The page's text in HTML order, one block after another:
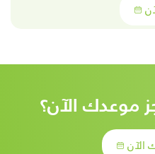
موعدك الآن؟
الآن